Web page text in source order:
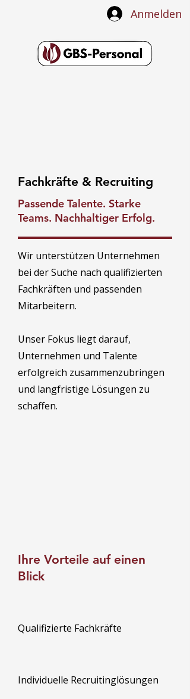
Anmelden
Fachkräfte & Recruiting
Passende Talente. Starke
Teams. Nachhaltiger Erfolg.
Wir unterstützen Unternehmen
bei der Suche nach qualifizierten
Fachkräften und passenden
Mitarbeitern.
Unser Fokus liegt darauf,
Unternehmen und Talente
erfolgreich zusammenzubringen
und langfristige Lösungen zu
schaffen.
Ihre Vorteile auf einen
Blick
Qualifizierte Fachkräfte
Individuelle Recruitinglösungen